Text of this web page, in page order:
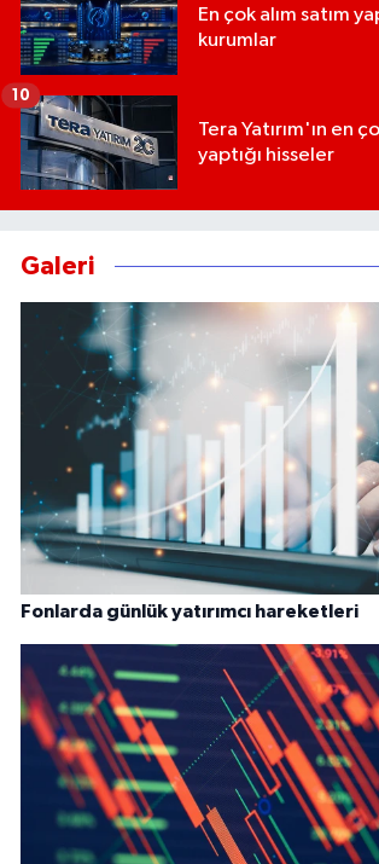
En çok alım satım
kurumlar
Tera Yatırım'ın en
yaptığı hisseler
10
Galeri
Fonlarda günlük yatırımcı hareketleri